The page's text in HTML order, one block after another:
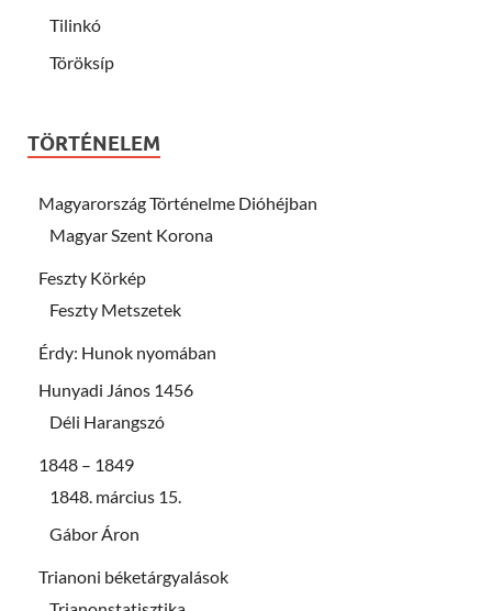
Tilinkó
Töröksíp
TÖRTÉNELEM
Magyarország Történelme Dióhéjban
Magyar Szent Korona
Feszty Körkép
Feszty Metszetek
Érdy: Hunok nyomában
Hunyadi János 1456
Déli Harangszó
1848 – 1849
1848. március 15.
Gábor Áron
Trianoni béketárgyalások